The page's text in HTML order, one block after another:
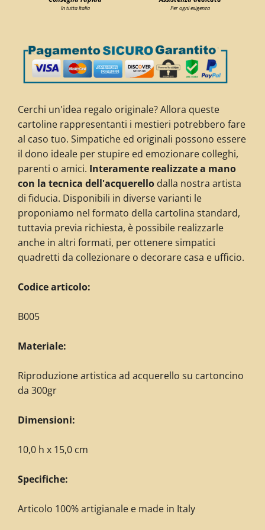
In tutta Italia Per ogni esigenza
Cerchi un'idea regalo originale? Allora queste
cartoline rappresentanti i mestieri potrebbero fare
al caso tuo. Simpatiche ed originali possono essere
il dono ideale per stupire ed emozionare colleghi,
parenti o amici. Interamente realizzate a mano
con la tecnica dell'acquerello dalla nostra artista
di fiducia. Disponibili in diverse varianti le
proponiamo nel formato della cartolina standard,
tuttavia previa richiesta, è possibile realizzarle
anche in altri formati, per ottenere simpatici
quadretti da collezionare o decorare casa e ufficio.
Codice articolo:
B005
Materiale:
Riproduzione artistica ad acquerello su cartoncino
da 300gr
Dimensioni:
10,0 h x 15,0 cm
Specifiche:
Articolo 100% artigianale e made in Italy